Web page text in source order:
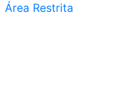
Área Restrita